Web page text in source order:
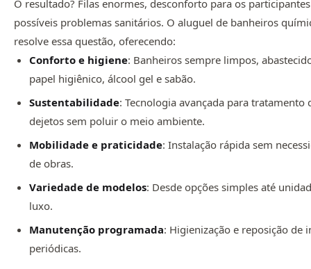
O resultado? Filas enormes, desconforto para os
possíveis problemas sanitários. O aluguel de banheiros
resolve essa questão, oferecendo:
Conforto e higiene: Banheiros sempre limpos,
papel higiênico, álcool gel e sabão.
Sustentabilidade: Tecnologia avançada para tratamento
dejetos sem poluir o meio ambiente.
Mobilidade e praticidade: Instalação rápida sem
de obras.
Variedade de modelos: Desde opções simples até
luxo.
Manutenção programada: Higienização e reposição de
periódicas.